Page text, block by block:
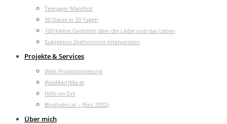
Teenager Manifest
30 Dates in 30 Tagen
100 kleine Gedichte über die Liebe und das Leben
Subjektive Zeithorizont-Intervention
Projekte & Services
Web-Programmierung
WasMachMa.at
Hilfe im Ort
Blogheim.at – (Exit 2022)
Über mich